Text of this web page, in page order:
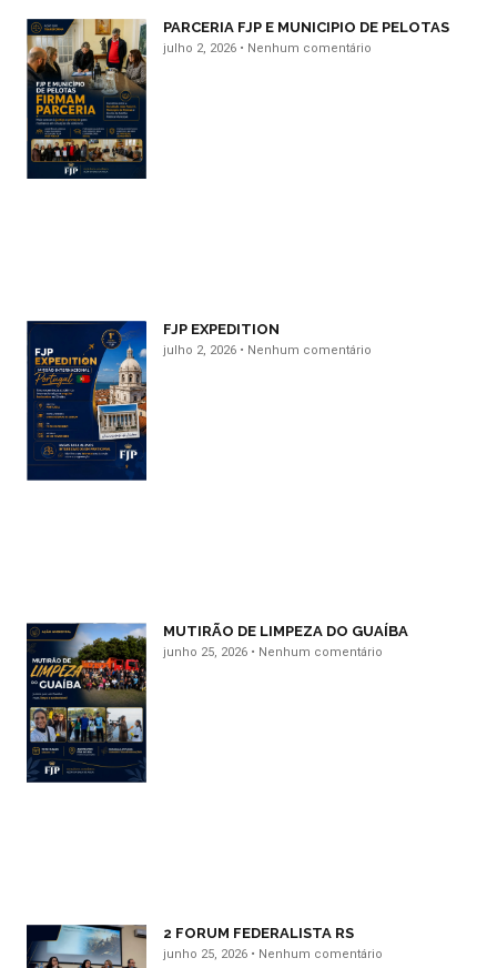
PARCERIA FJP E MUNICIPIO DE PELOTAS
julho 2, 2026 Nenhum comentário
FJP EXPEDITION
julho 2, 2026 Nenhum comentário
MUTIRÃO DE LIMPEZA DO GUAÍBA
junho 25, 2026 Nenhum comentário
2 FORUM FEDERALISTA RS
junho 25, 2026 Nenhum comentário